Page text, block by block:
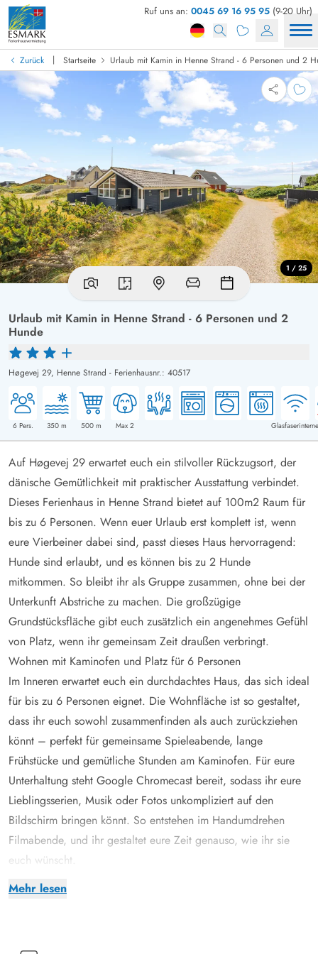
Ruf uns an: 0045 69 16 95 95 (9-20 Uhr)
Zurück | Startseite Urlaub mit Kamin in Henne Strand - 6 Personen und 2
Urlaub mit Kamin in Henne Strand - 6 Personen und 2
Hunde
Høgevej 29, Henne Strand - Ferienhausnr.: 40517
6Pers. 350 m 500m Max 2
1 / 25
Mehr lesen
Auf Høgevej 29 erwartet euch ein stilvoller Rückzugsort, der
dänische Gemütlichkeit mit praktischer Ausstattung verbindet.
Dieses Ferienhaus in Henne Strand bietet auf 100m2 Raum für
bis zu 6 Personen. Wenn euer Urlaub erst komplett ist, wenn
eure Vierbeiner dabei sind, passt dieses Haus hervorragend:
Hunde sind erlaubt, und es können bis zu 2 Hunde
mitkommen. So bleibt ihr als Gruppe zusammen, ohne bei der
Unterkunft Abstriche zu machen. Die großzügige
Grundstücksfläche gibt euch zusätzlich ein angenehmes Gefühl
von Platz, wenn ihr gemeinsam Zeit draußen verbringt.
Wohnen mit Kaminofen und Platz für 6 Personen
Im Inneren erwartet euch ein durchdachtes Haus, das sich ideal
für bis zu 6 Personen eignet. Die Wohnfläche ist so gestaltet,
dass ihr euch sowohl zusammenfinden als auch zurückziehen
könnt – perfekt für gemeinsame Spieleabende, lange
Frühstücke und gemütliche Stunden am Kaminofen. Für eure
Unterhaltung steht Google Chromecast bereit, sodass ihr eure
Lieblingsserien, Musik oder Fotos unkompliziert auf den
Bildschirm bringen könnt. So entstehen im Handumdrehen
Filmabende, und ihr gestaltet eure Zeit genauso, wie ihr sie
euch wünscht.
Ferienhaus-Erlebnis draußen: Terrassenvielfalt und